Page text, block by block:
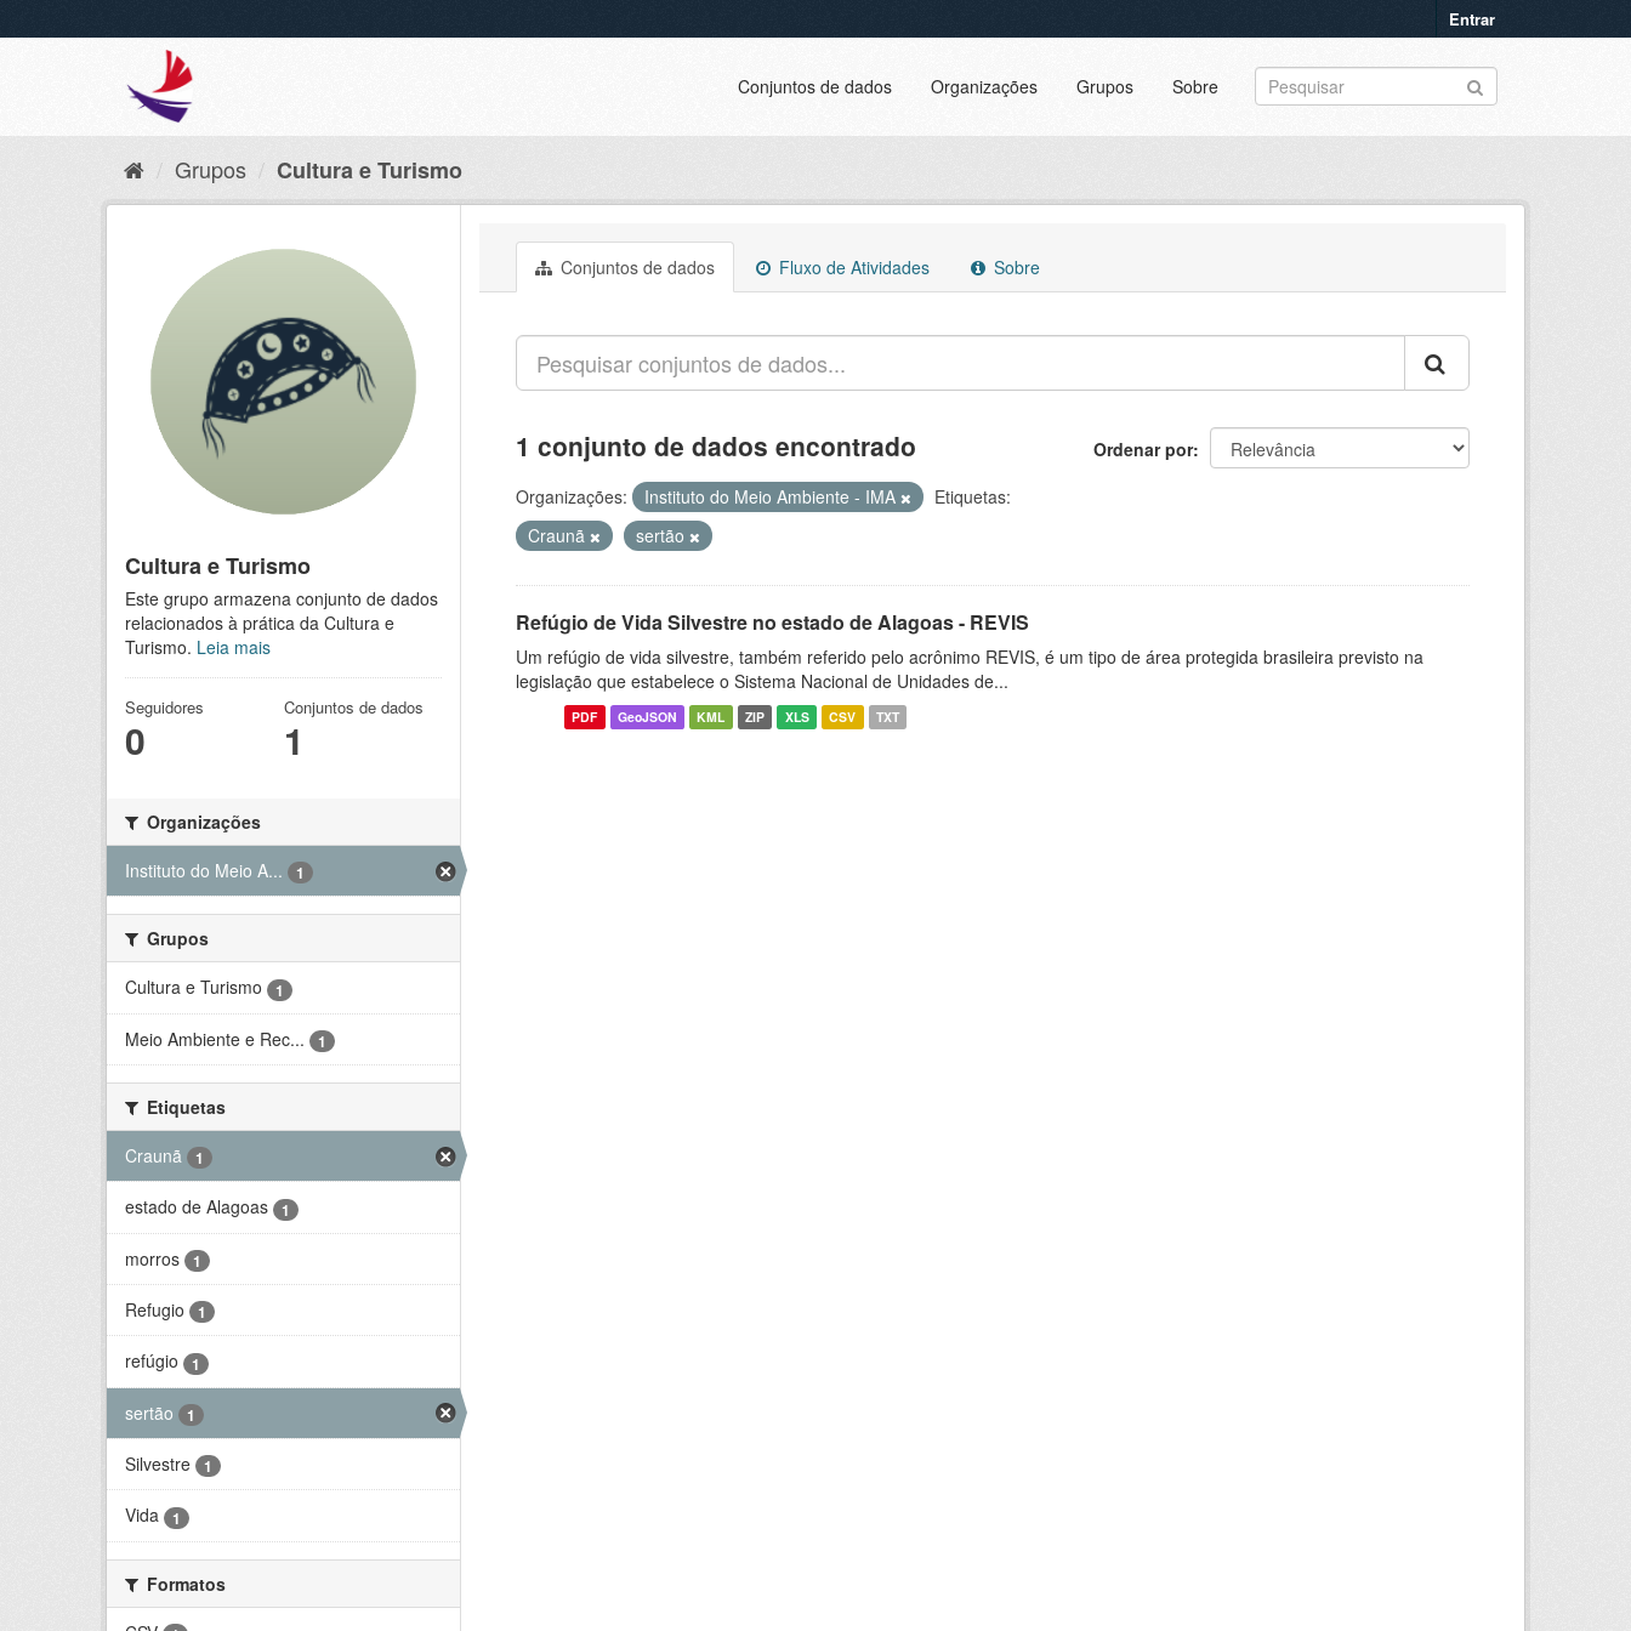
Entrar
Conjuntos de dados Organizações Grupos Sobre
Grupos Cultura e Turismo
Cultura e Turismo
Este grupo armazena conjunto de dados
relacionados à prática da Cultura e
Turismo. Leia mais
Seguidores
0
Conjuntos de dados
1
Organizações
Instituto do Meio A...
1
Grupos
Cultura e Turismo
1
Meio Ambiente e Rec... 1
Etiquetas
Craunã
1
estado de Alagoas 1
morros 1
Refugio 1
refúgio 1
sertão 1
Silvestre 1
Vida 1
Formatos
Conjuntos de dados Fluxo de Atividades Sobre
Ordenar por
1 conjunto de dados encontrado
Organizações: Instituto do Meio Ambiente - IMA
Etiquetas:
Craunã
sertão
Refúgio de Vida Silvestre no estado de Alagoas - REVIS
Um refúgio de vida silvestre, também referido pelo acrônimo REVIS, é um tipo de área protegida brasileira previsto na
legislação que estabelece o Sistema Nacional de Unidades de...
PDF GeoJSON KML ZIP XLS CSV TXT